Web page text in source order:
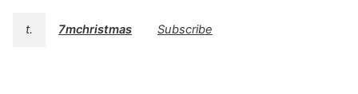
t. 7mchristmas Subscribe